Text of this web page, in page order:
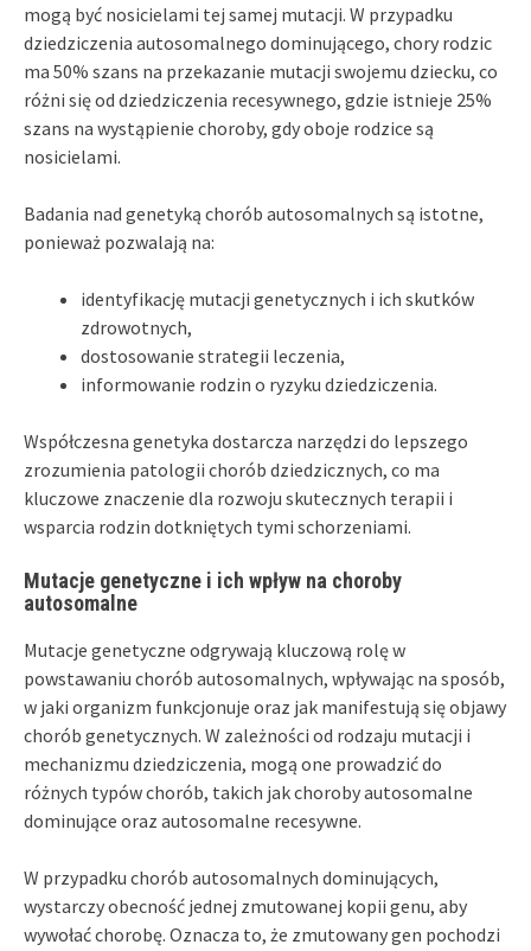
mogą być nosicielami tej samej mutacji. W przypadku
dziedziczenia autosomalnego dominującego, chory rodzic
ma 50% szans na przekazanie mutacji swojemu dziecku, co
różni się od dziedziczenia recesywnego, gdzie istnieje 25%
szans na wystąpienie choroby, gdy oboje rodzice są
nosicielami.
Badania nad genetyką chorób autosomalnych są istotne,
ponieważ pozwalają na:
identyfikację mutacji genetycznych i ich skutków
zdrowotnych,
dostosowanie strategii leczenia,
informowanie rodzin o ryzyku dziedziczenia.
Współczesna genetyka dostarcza narzędzi do lepszego
zrozumienia patologii chorób dziedzicznych, co ma
kluczowe znaczenie dla rozwoju skutecznych terapii i
wsparcia rodzin dotkniętych tymi schorzeniami.
Mutacje genetyczne i ich wpływ na choroby
autosomalne
Mutacje genetyczne odgrywają kluczową rolę w
powstawaniu chorób autosomalnych, wpływając na sposób,
w jaki organizm funkcjonuje oraz jak manifestują się objawy
chorób genetycznych. W zależności od rodzaju mutacji i
mechanizmu dziedziczenia, mogą one prowadzić do
różnych typów chorób, takich jak choroby autosomalne
dominujące oraz autosomalne recesywne.
W przypadku chorób autosomalnych dominujących,
wystarczy obecność jednej zmutowanej kopii genu, aby
wywołać chorobę. Oznacza to, że zmutowany gen pochodzi